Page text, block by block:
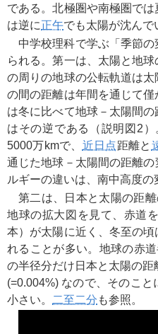
である。北極圏や南極圏で
は逆に正午でも太陽が沈んで
中学校理科で学ぶ「季節
られる。第一は、太陽と地
の周りの地球の公転軌道は
の間の距離は年間を通じて
は冬に比べて地球－太陽間
はその逆である（説明図2
5000万kmで、 近日点距離と
通じた地球－太陽間の距離
ルギーの違いは、南中高度
第二は、日本と太陽の距
地球の拡大図を見て、赤道
本）が太陽に近く、冬至の
れることが多い。地球の赤
の半径分だけ日本と太陽の
(=0.004%) なので、そのこ
小さい。
二至二分 も参照。